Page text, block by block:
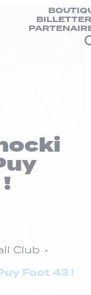
Club
Foot 43 !